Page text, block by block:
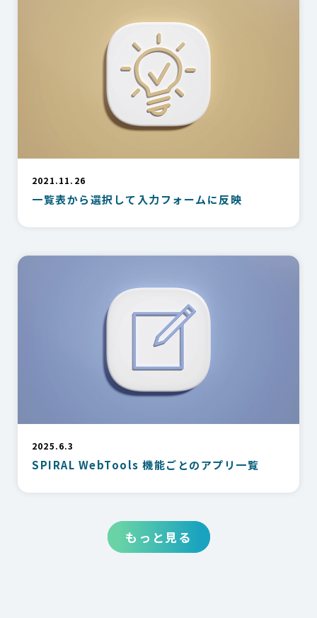
2021.11.26
一覧表から選択して入力フォームに反映
2025.6.3
SPIRAL WebTools 機能ごとのアプリ一覧
もっと見る